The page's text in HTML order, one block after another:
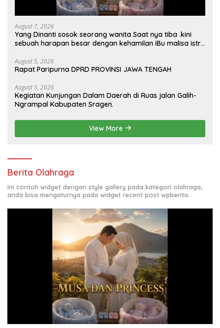
August 7, 2026
Yang Dinanti sosok seorang wanita Saat nya tiba .kini
sebuah harapan besar dengan kehamilan iBu malisa istri
yang berjudul Musa & Princes.
August 5, 2026
Rapat Paripurna DPRD PROVINSI JAWA TENGAH
August 5, 2026
Kegiatan Kunjungan Dalam Daerah di Ruas jalan Galih-
Ngrampal Kabupaten Sragen.
View More
Berita Olahraga
Ini contoh widget dengan style gallery pada kategori olahraga,
anda bisa mengaturnya pada widget recent post wpberita.